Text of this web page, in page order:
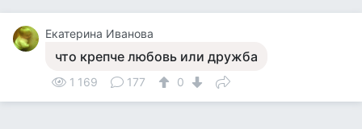
Екатерина Иванова
что крепче любовь или дружба
1 169 177 0